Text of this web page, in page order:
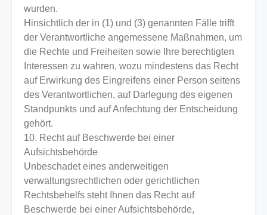
wurden.
Hinsichtlich der in (1) und (3) genannten Fälle trifft
der Verantwortliche angemessene Maßnahmen, um
die Rechte und Freiheiten sowie Ihre berechtigten
Interessen zu wahren, wozu mindestens das Recht
auf Erwirkung des Eingreifens einer Person seitens
des Verantwortlichen, auf Darlegung des eigenen
Standpunkts und auf Anfechtung der Entscheidung
gehört.
10. Recht auf Beschwerde bei einer
Aufsichtsbehörde
Unbeschadet eines anderweitigen
verwaltungsrechtlichen oder gerichtlichen
Rechtsbehelfs steht Ihnen das Recht auf
Beschwerde bei einer Aufsichtsbehörde,